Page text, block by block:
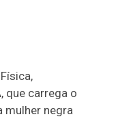
que carrega o
mulher negra